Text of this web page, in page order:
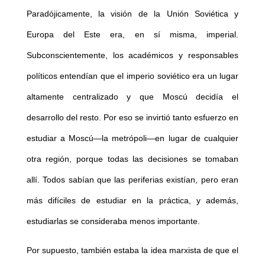
Paradójicamente, la visión de la Unión Soviética y
Europa del Este era, en sí misma, imperial.
Subconscientemente, los académicos y responsables
políticos entendían que el imperio soviético era un lugar
altamente centralizado y que Moscú decidía el
desarrollo del resto. Por eso se invirtió tanto esfuerzo en
estudiar a Moscú—la metrópoli—en lugar de cualquier
otra región, porque todas las decisiones se tomaban
allí. Todos sabían que las periferias existían, pero eran
más difíciles de estudiar en la práctica, y además,
estudiarlas se consideraba menos importante.
Por supuesto, también estaba la idea marxista de que el